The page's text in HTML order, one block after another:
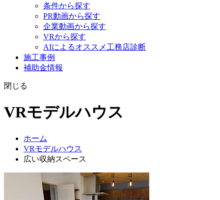
条件から探す
PR動画から探す
企業動画から探す
VRから探す
AIによるオススメ工務店診断
施工事例
補助金情報
閉じる
VRモデルハウス
ホーム
VRモデルハウス
広い収納スペース